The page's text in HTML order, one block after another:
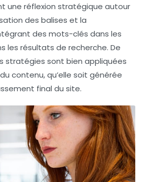
une réflexion stratégique autour
des balises et la
des mots-clés dans les
les résultats de recherche. De
stratégies sont bien appliquées
contenu, qu’elle soit générée
final du site.